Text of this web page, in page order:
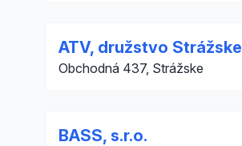
ATV, družstvo Strážske
Obchodná 437, Strážske
BASS, s.r.o.